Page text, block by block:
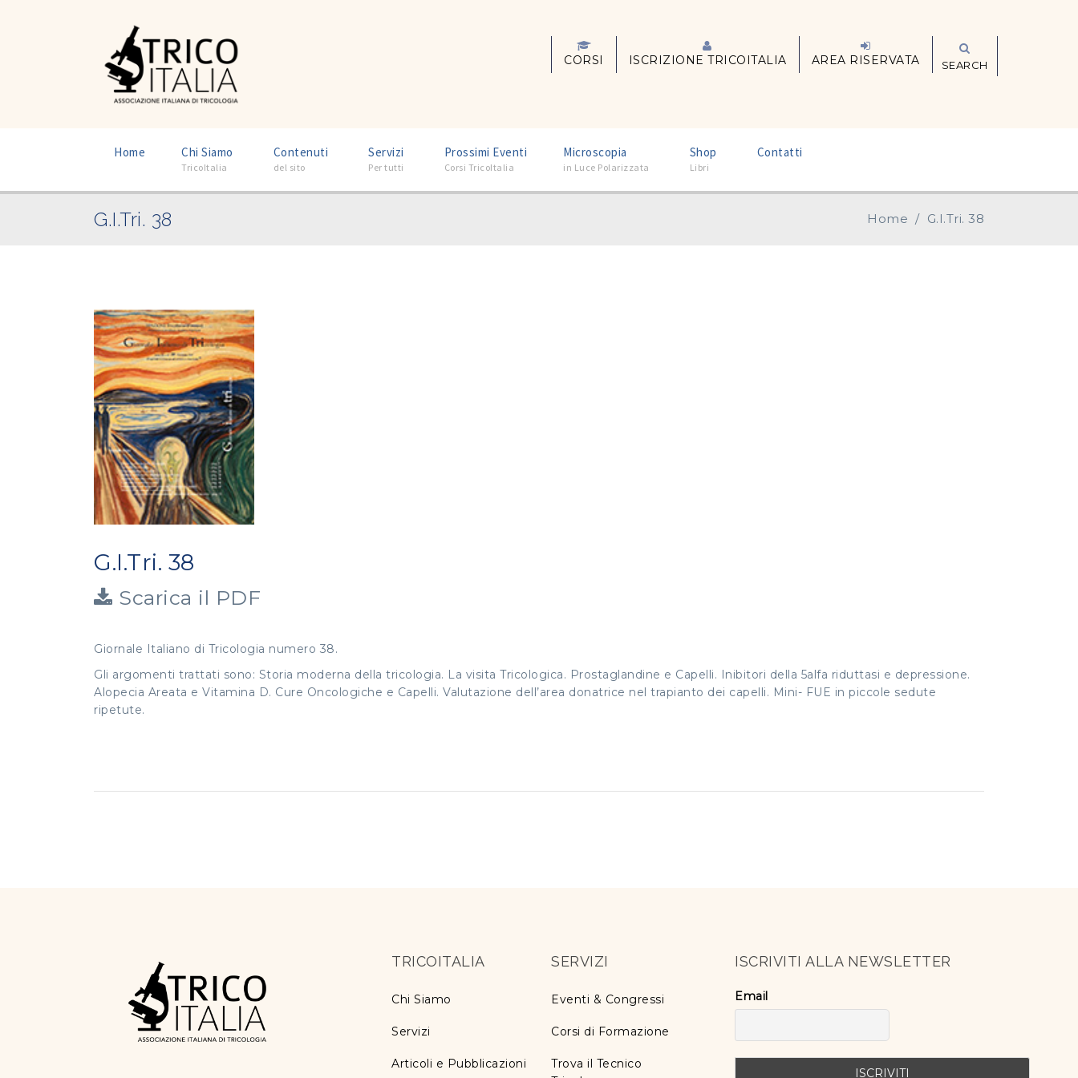
CORSI ISCRIZIONE TRICOITALIA AREA RISERVATA SEARCH
Home Chi Siamo
TricoItalia
Contenuti
del sito
Servizi
Per tutti
Prossimi Eventi
Corsi TricoItalia
Microscopia
in Luce Polarizzata
Shop
Libri
Contatti
G.I.Tri. 38 Home / G.I.Tri. 38
G.I.Tri. 38
Scarica il PDF
Giornale Italiano di Tricologia numero 38.
Gli argomenti trattati sono: Storia moderna della tricologia. La visita Tricologica. Prostaglandine e Capelli. Inibitori della 5alfa riduttasi e depressione.
Alopecia Areata e Vitamina D. Cure Oncologiche e Capelli. Valutazione dell’area donatrice nel trapianto dei capelli. Mini- FUE in piccole sedute
ripetute.
TRICOITALIA
Chi Siamo
Servizi
Articoli e Pubblicazioni
SERVIZI
Eventi & Congressi
Corsi di Formazione
Trova il Tecnico
ISCRIVITI ALLA NEWSLETTER
Email